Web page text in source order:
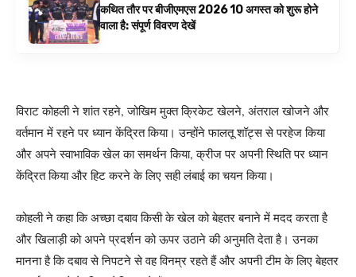
कथित तौर पर बीजीएमएस 2026 10 अगस्त को शुरू होने
वाला है: संपूर्ण विवरण देखें
विराट कोहली ने शांत रहने, जोखिम मुक्त क्रिकेट खेलने, अंतराल खोजने और
वर्तमान में रहने पर ध्यान केंद्रित किया। उन्होंने फालतू शॉट्स से परहेज किया
और अपने स्वाभाविक खेल का समर्थन किया, क्रीज पर अपनी स्थिति पर ध्यान
केंद्रित किया और हिट करने के लिए सही लंबाई का चयन किया।
कोहली ने कहा कि अच्छा दबाव किसी के खेल को बेहतर बनाने में मदद करता है
और खिलाड़ी को अपने प्रदर्शन को ऊपर उठाने की अनुमति देता है। उनका
मानना ​​है कि दबाव से निपटने से वह विनम्र रहते हैं और अपनी टीम के लिए बेहतर